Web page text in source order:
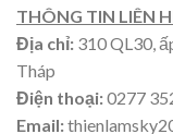
THÔNG TIN LIÊN
Địa chỉ: 310 QL30,
Tháp
Điện thoại:0277
Email: